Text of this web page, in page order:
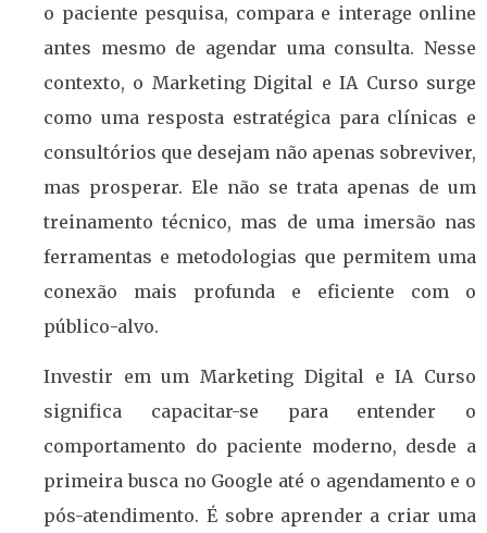
o paciente pesquisa, compara e interage online
antes mesmo de agendar uma consulta. Nesse
contexto, o Marketing Digital e IA Curso surge
como uma resposta estratégica para clínicas e
consultórios que desejam não apenas sobreviver,
mas prosperar. Ele não se trata apenas de um
treinamento técnico, mas de uma imersão nas
ferramentas e metodologias que permitem uma
conexão mais profunda e eficiente com o
público-alvo.
Investir em um Marketing Digital e IA Curso
significa capacitar-se para entender o
comportamento do paciente moderno, desde a
primeira busca no Google até o agendamento e o
pós-atendimento. É sobre aprender a criar uma